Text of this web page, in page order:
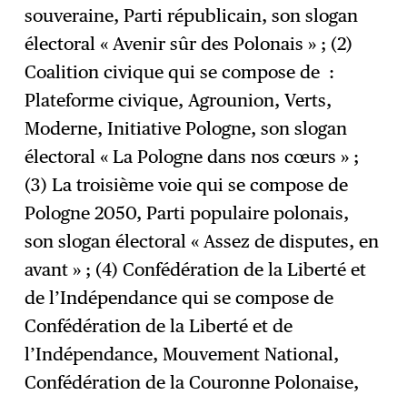
souveraine, Parti républicain, son slogan
électoral « Avenir sûr des Polonais » ; (2)
Coalition civique qui se compose de :
Plateforme civique, Agrounion, Verts,
Moderne, Initiative Pologne, son slogan
électoral « La Pologne dans nos cœurs » ;
(3) La troisième voie qui se compose de
Pologne 2050, Parti populaire polonais,
son slogan électoral « Assez de disputes, en
avant » ; (4) Confédération de la Liberté et
de l’Indépendance qui se compose de
Confédération de la Liberté et de
l’Indépendance, Mouvement National,
Confédération de la Couronne Polonaise,